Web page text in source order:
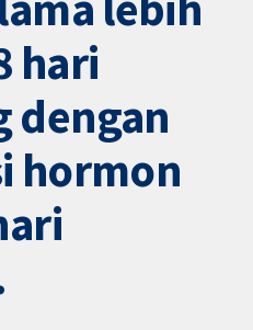
hari
dengan
hormon